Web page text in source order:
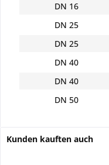
DN 16
DN 25
DN 25
DN 40
DN 40
DN 50
Kunden kauften auch